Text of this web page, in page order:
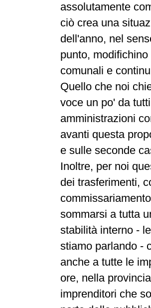
assolutamente
ciò crea una
dell'anno, nel
punto,
comunali e
Quello che noi
voce un po' da
amministrazioni
avanti questa
e sulle seconde
Inoltre, per noi
dei trasferimenti,
sommarsi a tutta
stabilità interno -
stiamo parlando -
anche a tutte le
ore, nella
imprenditori che